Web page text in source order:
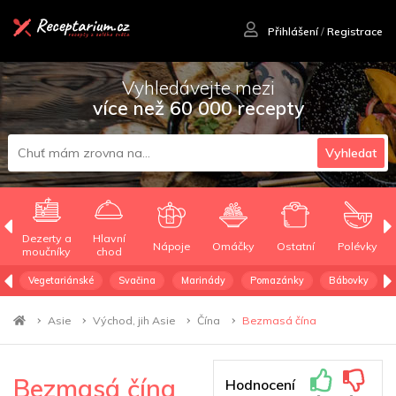
Přihlášení/ Registrace
Vyhledávejte mezi
více než 60 000 recepty
Vyhledat
Dezerty a
moučníky
Hlavní
chod
Nápoje Omáčky Ostatní Polévky
Vegetariánské Svačina Marinády Pomazánky Bábovky
Asie Východ, jih Asie Čína Bezmasá čína
Bezmasá čína Hodnocení